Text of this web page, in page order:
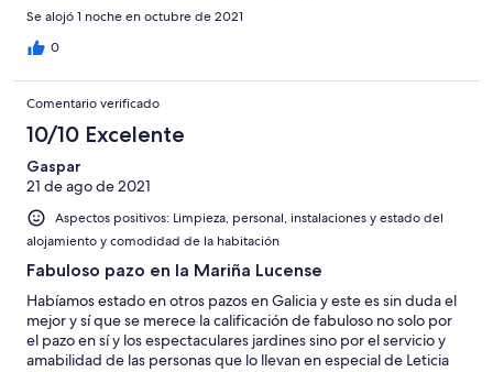
Se alojó 1 noche en octubre de 2021
0
Comentario verificado
10/10 Excelente
Gaspar
21 de ago de 2021
Aspectos positivos: Limpieza, personal, instalaciones y estado del
alojamiento y comodidad de la habitación
Fabuloso pazo en la Mariña Lucense
Habíamos estado en otros pazos en Galicia y este es sin duda el
mejor y sí que se merece la calificación de fabuloso no solo por
el pazo en sí y los espectaculares jardines sino por el servicio y
amabilidad de las personas que lo llevan en especial de Leticia